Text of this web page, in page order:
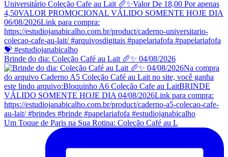
Brinde do dia: Coleção Café au Lait 🥖✨ 04/08/2026
Um Toque de Paris na Sua Rotina: Coleção Café au L